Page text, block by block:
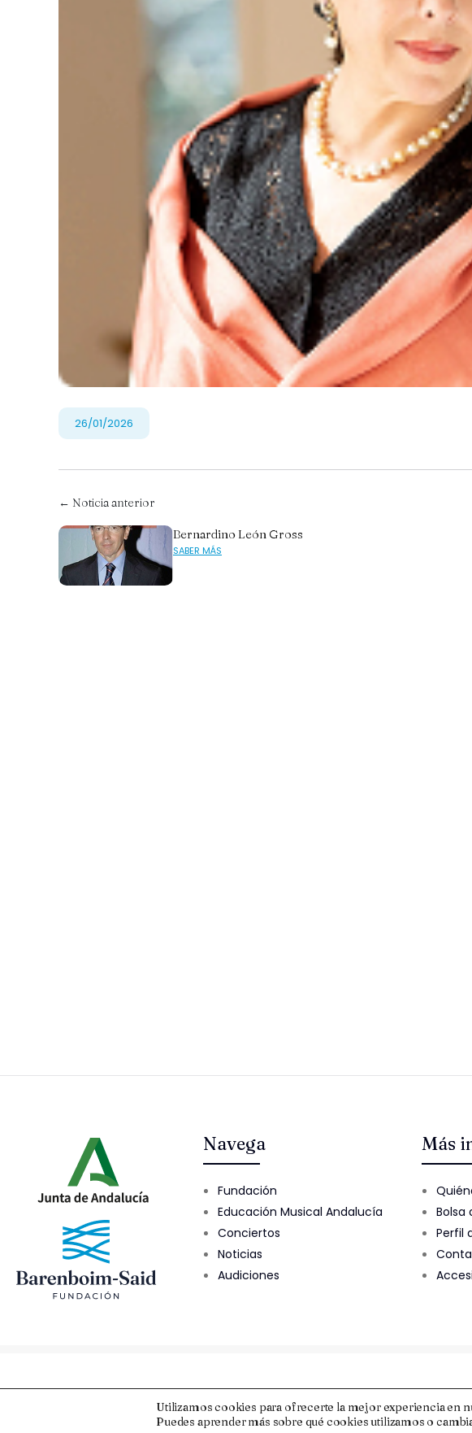
26/01/2026
← Noticia anterior
Bernardino León Gross
SABER MÁS
Navega
Fundación
Educación Musical Andalucía
Conciertos
Noticias
Audiciones
Más
Bolsa
Perfil
Utilizamos cookies para ofrecerte la mejor experiencia en
Puedes aprender más sobre qué cookies utilizamos o